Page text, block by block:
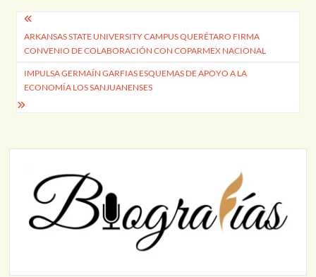
Navegación
de
entradas
ARKANSAS STATE UNIVERSITY CAMPUS QUERÉTARO FIRMA
CONVENIO DE COLABORACIÓN CON COPARMEX NACIONAL
IMPULSA GERMAÍN GARFIAS ESQUEMAS DE APOYO A LA
ECONOMÍA LOS SANJUANENSES